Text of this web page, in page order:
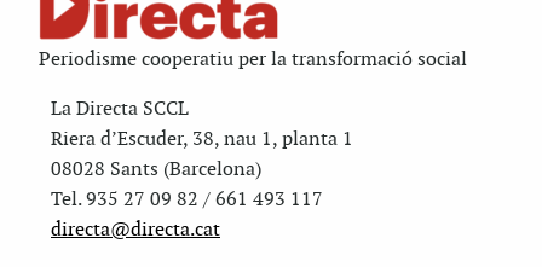
Periodisme cooperatiu per la transformació social
La Directa SCCL
Riera d’Escuder, 38, nau 1, planta 1
08028 Sants (Barcelona)
Tel. 935 27 09 82 / 661 493 117
directa@directa.cat